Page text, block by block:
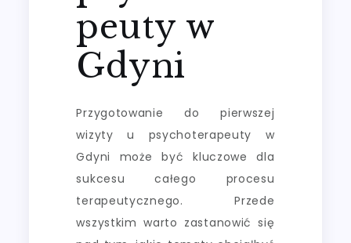
peuty w
Gdyni
Przygotowanie do pierwszej
wizyty u psychoterapeuty w
Gdyni może być kluczowe dla
sukcesu całego procesu
terapeutycznego. Przede
wszystkim warto zastanowić się